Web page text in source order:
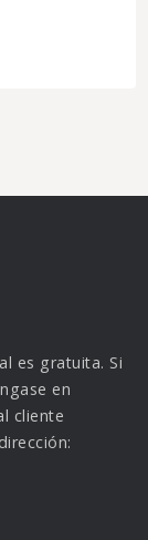
es gratuita. Si
en
cliente